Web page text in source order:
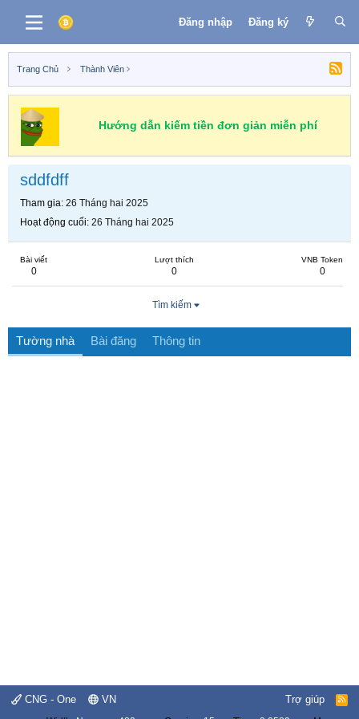
Đăng nhập Đăng ký
Trang Chủ Thành Viên
Hướng dẫn kiếm tiền đơn giản miễn phí
sddfdff
Tham gia 26 Tháng hai 2025
Hoạt động cuối 26 Tháng hai 2025
Bài viết
0
Lượt thích
0
VNB Token
0
Tìm kiếm
Tường nhà Bài đăng Thông tin
CNG - One VN Trợ giúp
R